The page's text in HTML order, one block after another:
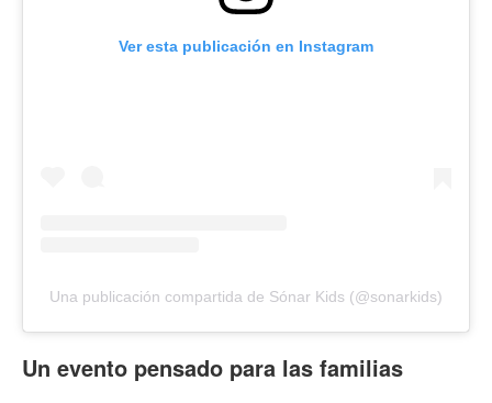
Ver esta publicación en Instagram
Una publicación compartida de Sónar Kids (@sonarkids)
Un evento pensado para las familias